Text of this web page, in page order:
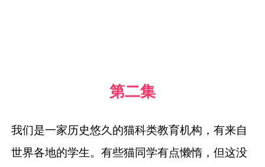
第二集
我们是一家历史悠久的猫科类教育机构，有来自
世界各地的学生。有些猫同学有点懒惰，但这没